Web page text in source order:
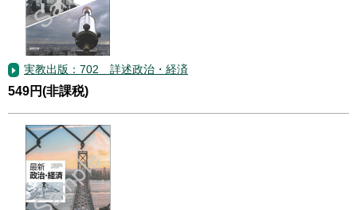
実教出版：702 詳述政治・経済
549円(非課税)